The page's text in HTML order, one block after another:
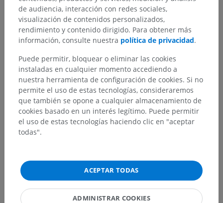
de audiencia, interacción con redes sociales,
visualización de contenidos personalizados,
rendimiento y contenido dirigido. Para obtener más
información, consulte nuestra política de privacidad.
Puede permitir, bloquear o eliminar las cookies
instaladas en cualquier momento accediendo a
nuestra herramienta de configuración de cookies. Si no
permite el uso de estas tecnologías, consideraremos
que también se opone a cualquier almacenamiento de
cookies basado en un interés legítimo. Puede permitir
el uso de estas tecnologías haciendo clic en "aceptar
todas".
ACEPTAR TODAS
ADMINISTRAR COOKIES